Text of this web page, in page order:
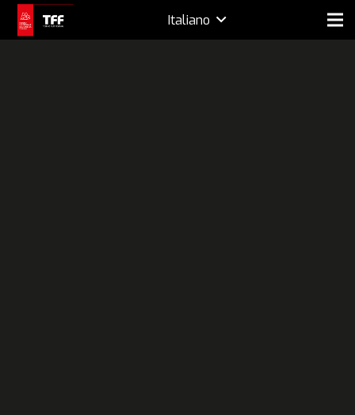
Italiano